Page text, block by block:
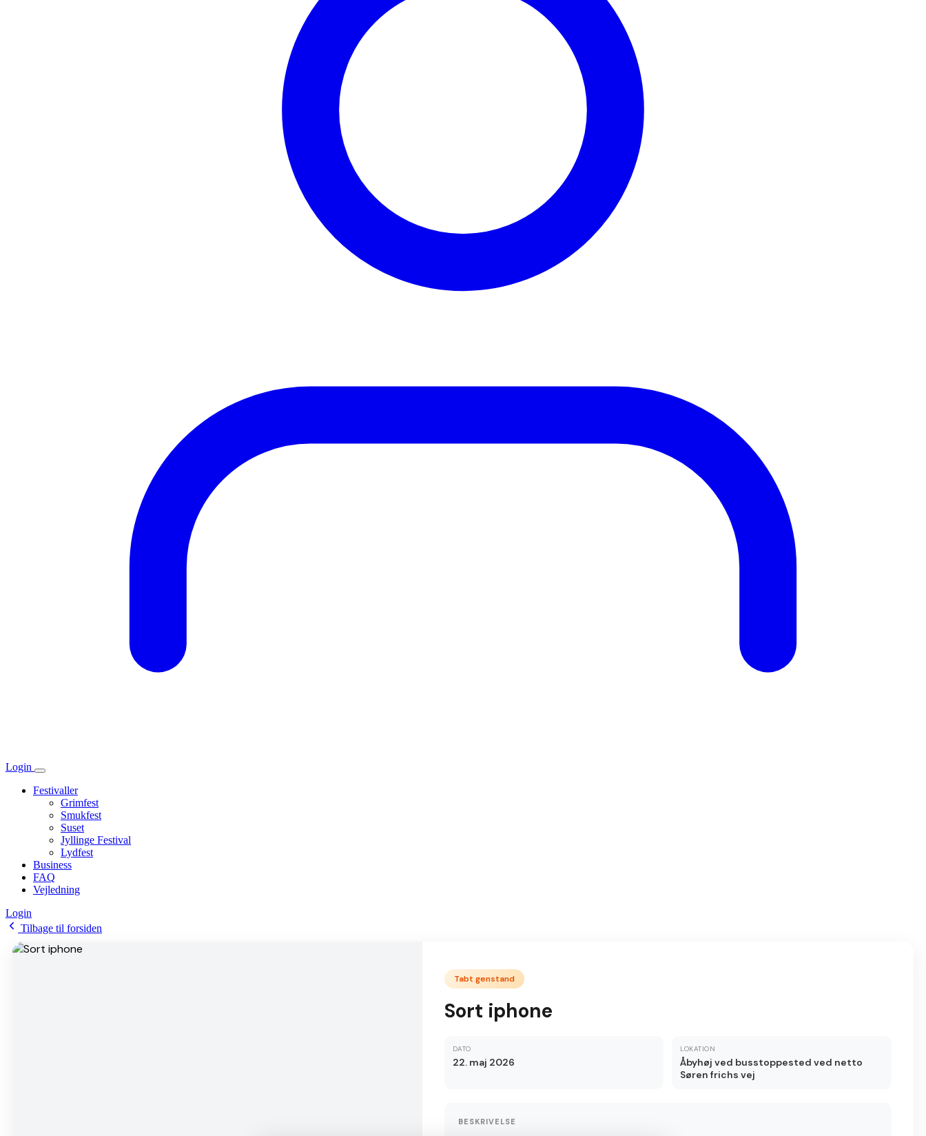
Login
Festivaller
Grimfest
Smukfest
Suset
Jyllinge Festival
Lydfest
Business
FAQ
Vejledning
Login
Tilbage til forsiden
Tabt genstand
Sort iphone
DATO
22. maj 2026
LOKATION
Åbyhøj ved busstoppested ved netto
Søren frichs vej
BESKRIVELSE